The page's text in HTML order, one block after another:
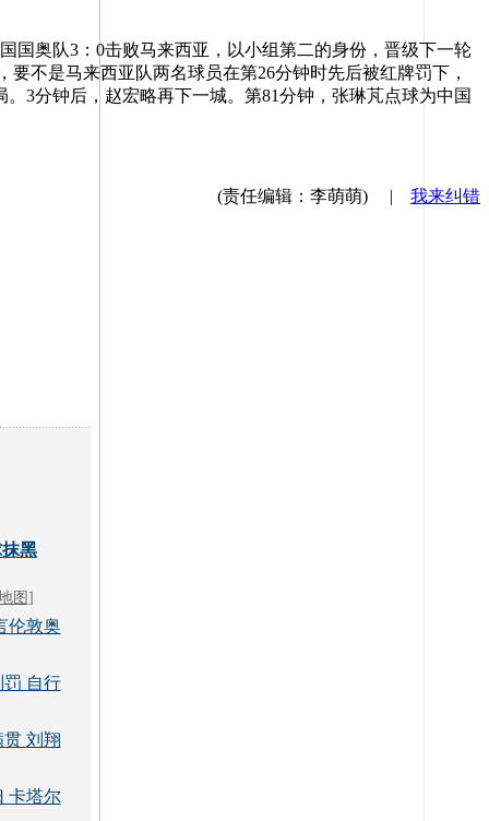
奥队3：0击败马来西亚，以小组第二的身份，晋级下一轮
不是马来西亚队两名球员在第26分钟时先后被红牌罚下，
3分钟后，赵宏略再下一城。第81分钟，张琳芃点球为中国
(责任编辑：李萌萌) | 我来纠错
黑
图 ]
伦敦奥
自行
刘翔
卡塔尔